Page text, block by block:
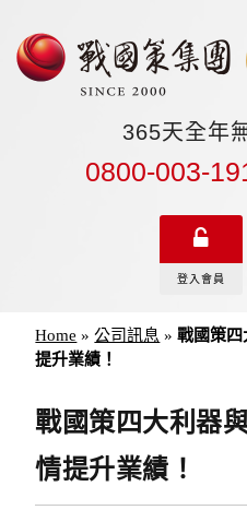
365天全年
0800-003-
登入會員
Home »公司訊息 »戰國策四
提升業績！
戰國策四大利器
情提升業績！